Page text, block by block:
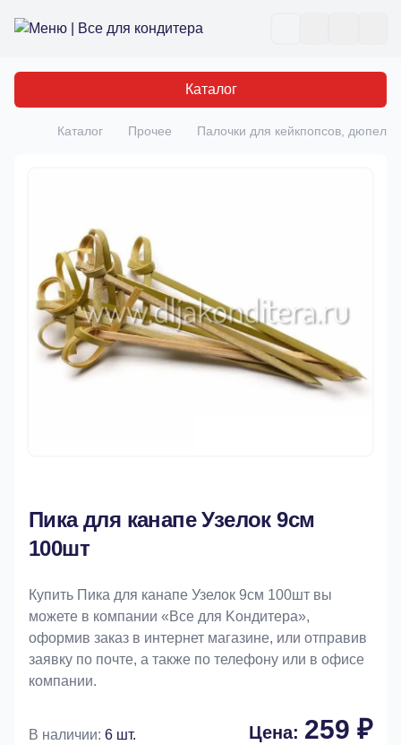
Все для кондитера
Каталог
Главная
Каталог Прочее Палочки для кейкпопсов, дюпеля
Пика для канапе Узелок 9см
100шт
Купить Пика для канапе Узелок 9см 100шт вы
можете в компании «Bce для Koндитeрa»,
оформив заказ в интернет магазине, или отправив
заявку по почте, а также по телефону или в офисе
компании.
В наличии: 6 шт. Цена: 259 ₽